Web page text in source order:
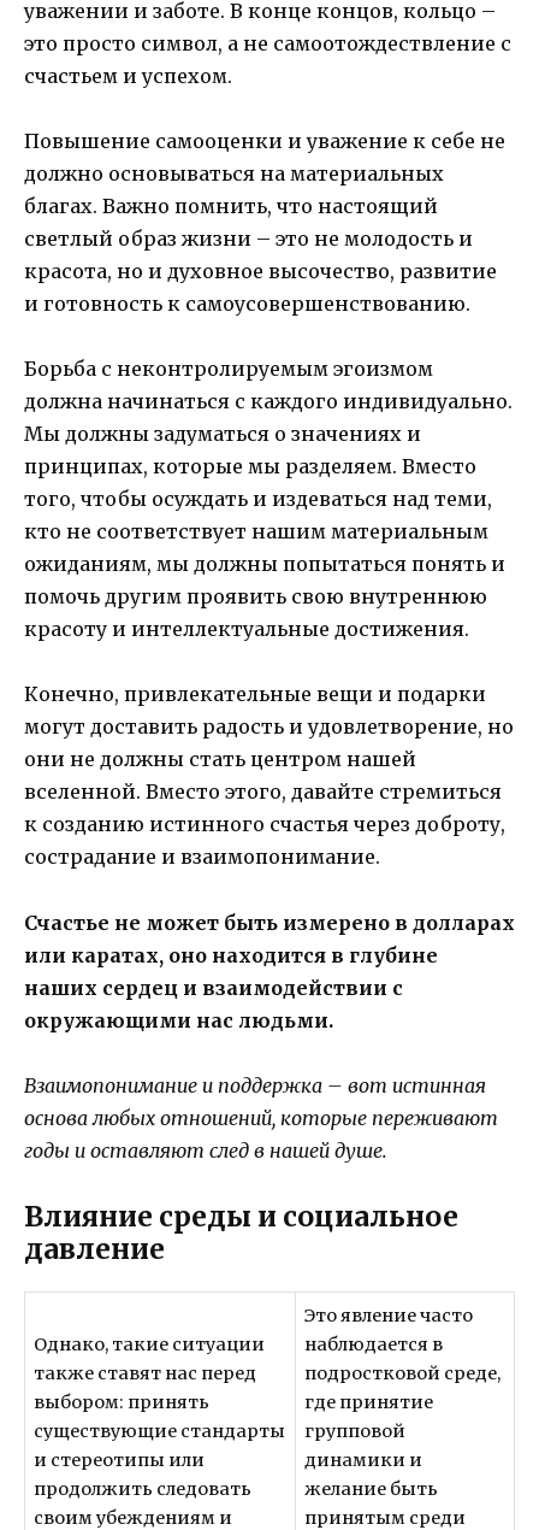
уважении и заботе. В конце концов, кольцо –
это просто символ, а не самоотождествление с
счастьем и успехом.
Повышение самооценки и уважение к себе не
должно основываться на материальных
благах. Важно помнить, что настоящий
светлый образ жизни – это не молодость и
красота, но и духовное высочество, развитие
и готовность к самоусовершенствованию.
Борьба с неконтролируемым эгоизмом
должна начинаться с каждого индивидуально.
Мы должны задуматься о значениях и
принципах, которые мы разделяем. Вместо
того, чтобы осуждать и издеваться над теми,
кто не соответствует нашим материальным
ожиданиям, мы должны попытаться понять и
помочь другим проявить свою внутреннюю
красоту и интеллектуальные достижения.
Конечно, привлекательные вещи и подарки
могут доставить радость и удовлетворение, но
они не должны стать центром нашей
вселенной. Вместо этого, давайте стремиться
к созданию истинного счастья через доброту,
сострадание и взаимопонимание.
Счастье не может быть измерено в долларах
или каратах, оно находится в глубине
наших сердец и взаимодействии с
окружающими нас людьми.
Взаимопонимание и поддержка – вот истинная
основа любых отношений, которые переживают
годы и оставляют след в нашей душе.
Влияние среды и социальное
давление
Однако, такие ситуации
также ставят нас перед
выбором: принять
существующие стандарты
и стереотипы или
продолжить следовать
своим убеждениям и
Это явление часто
наблюдается в
подростковой среде,
где принятие
групповой
динамики и
желание быть
принятым среди